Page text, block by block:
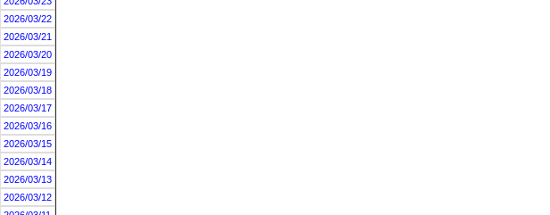
2026/03/22
2026/03/21
2026/03/20
2026/03/19
2026/03/18
2026/03/17
2026/03/16
2026/03/15
2026/03/14
2026/03/13
2026/03/12